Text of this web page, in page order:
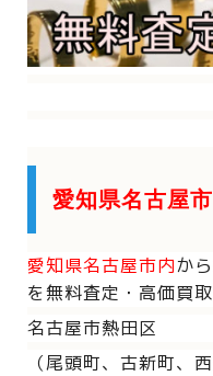
愛知県名古屋市
愛知県名古屋市内から
を無料査定・高価買取
名古屋市熱田区
（尾頭町、古新町、